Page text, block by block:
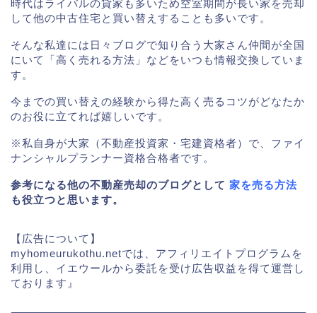
時代はライバルの貸家も多いため空室期間が長い家を売却
して他の中古住宅と買い替えすることも多いです。
そんな私達には日々ブログで知り合う大家さん仲間が全国
にいて「高く売れる方法」などをいつも情報交換していま
す。
今までの買い替えの経験から得た高く売るコツがどなたか
のお役に立てれば嬉しいです。
※私自身が大家（不動産投資家・宅建資格者）で、ファイ
ナンシャルプランナー資格合格者です。
参考になる他の不動産売却のブログとして 家を売る方法
も役立つと思います。
【広告について】
myhomeurukothu.netでは、アフィリエイトプログラムを
利用し、イエウールから委託を受け広告収益を得て運営し
ております』